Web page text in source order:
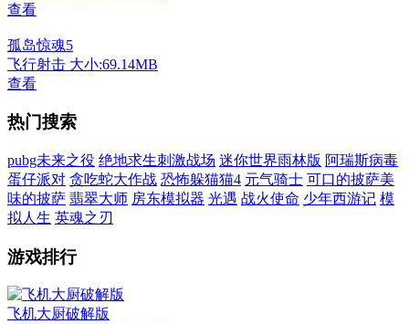
查看
孤岛惊魂5
飞行射击 大小:69.14MB
查看
热门搜索
pubg未来之役 绝地求生刺激战场 迷你世界雨林版 阿瑞斯病毒
蛋仔派对 贪吃蛇大作战 恐怖躲猫猫4 元气骑士 可口的披萨美
味的披萨 翡翠大师 房东模拟器 光遇 战火使命 少年西游记 模
拟人生 英魂之刃
游戏排行
飞机大厨破解版